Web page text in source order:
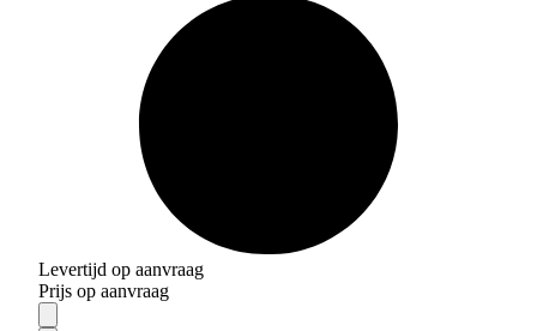
Levertijd op aanvraag
Prijs op aanvraag